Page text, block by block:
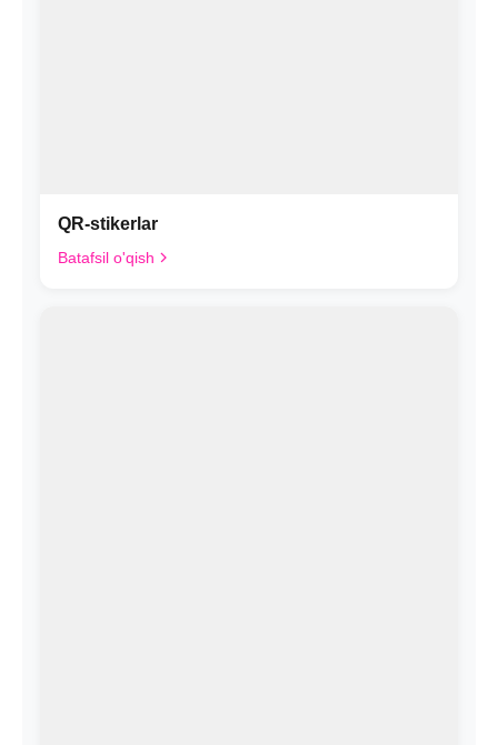
QR-stikerlar
Batafsil o'qish